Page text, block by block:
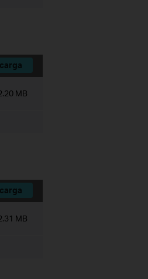
MB
MB